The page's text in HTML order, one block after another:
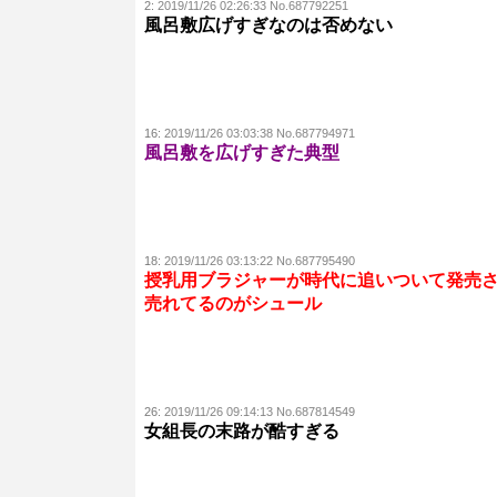
2: 2019/11/26 02:26:33 No.687792251
風呂敷広げすぎなのは否めない
16: 2019/11/26 03:03:38 No.687794971
風呂敷を広げすぎた典型
18: 2019/11/26 03:13:22 No.687795490
授乳用ブラジャーが時代に追いついて発売
売れてるのがシュール
26: 2019/11/26 09:14:13 No.687814549
女組長の末路が酷すぎる